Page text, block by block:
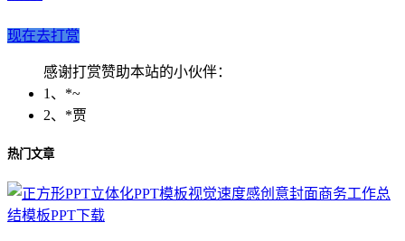
现在去打赏
感谢打赏赞助本站的小伙伴：
1、*~
2、*贾
热门文章